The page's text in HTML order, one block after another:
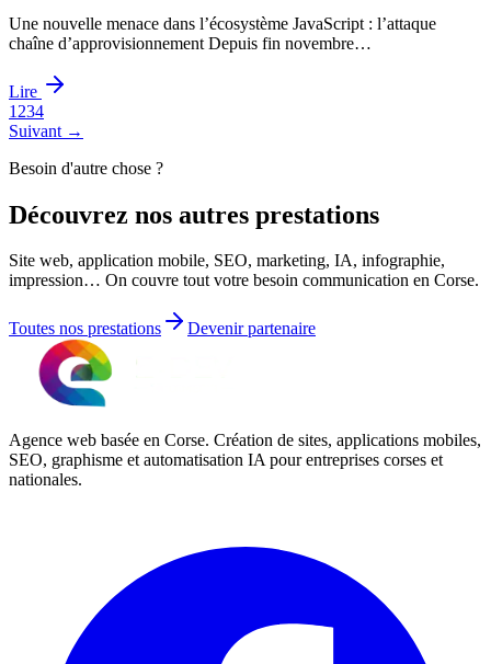
Une nouvelle menace dans l’écosystème JavaScript : l’attaque
chaîne d’approvisionnement Depuis fin novembre…
Lire
1 234
Suivant →
Besoin d'autre chose ?
Découvrez nos autres prestations
Site web, application mobile, SEO, marketing, IA, infographie,
impression… On couvre tout votre besoin communication en Corse.
Toutes nos prestations Devenir partenaire
Agence web basée en Corse. Création de sites, applications mobiles,
SEO, graphisme et automatisation IA pour entreprises corses et
nationales.